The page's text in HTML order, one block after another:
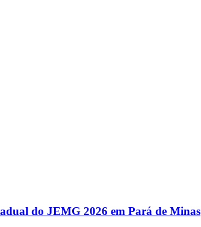
do JEMG 2026 em Pará de Minas